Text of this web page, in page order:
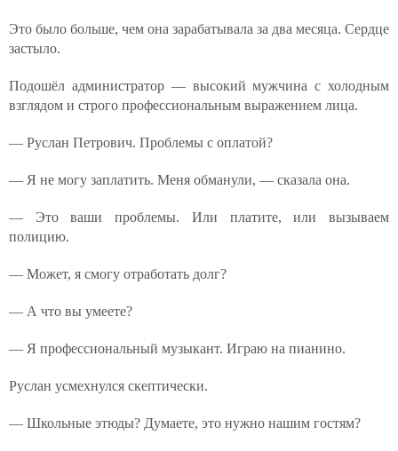
Это было больше, чем она зарабатывала за два месяца. Сердце
застыло.
Подошёл администратор — высокий мужчина с холодным
взглядом и строго профессиональным выражением лица.
— Руслан Петрович. Проблемы с оплатой?
— Я не могу заплатить. Меня обманули, — сказала она.
— Это ваши проблемы. Или платите, или вызываем
полицию.
— Может, я смогу отработать долг?
— А что вы умеете?
— Я профессиональный музыкант. Играю на пианино.
Руслан усмехнулся скептически.
— Школьные этюды? Думаете, это нужно нашим гостям?